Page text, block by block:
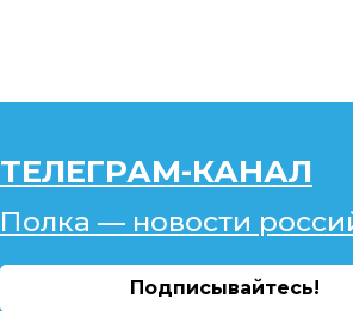
ТЕЛЕГРАМ-КАНАЛ
Полка — новости
Подписывайтесь!